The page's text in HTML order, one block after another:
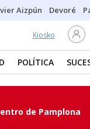
Aizpún Devoré
Kiosko
POLÍTICA
de Pamplona